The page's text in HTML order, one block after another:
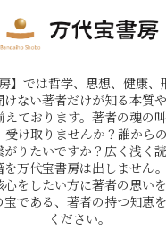
房】では哲学、思想、健康、
けない著者だけが知る本質
えております。著者の魂の
受け取りませんか？誰から
がりたいですか？広く浅く
を万代宝書房は出しません
をしたい方に著者の思い
宝である、著者の持つ知恵
ください。